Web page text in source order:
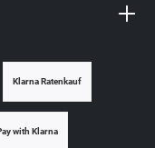
Klarna Ratenkauf
with Klarna